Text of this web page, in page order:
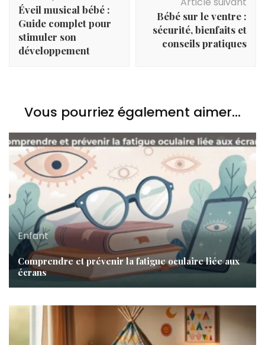
Éveil musical bébé :
Guide complet pour
stimuler son
développement
Bébé sur le ventre :
sécurité, bienfaits et
conseils pratiques
Vous pourriez également aimer...
Enfant
Comprendre et prévenir la fatigue oculaire liée aux
écrans